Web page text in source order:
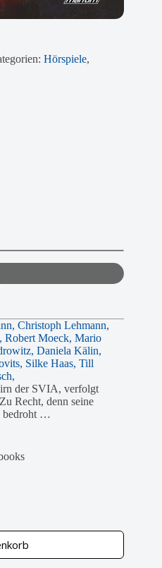
Hörspiele,
Christoph Lehmann,
Robert Moeck, Mario
Daniela Kälin,
Silke Haas, Till
der SVIA, verfolgt
Recht, denn seine
bedroht …